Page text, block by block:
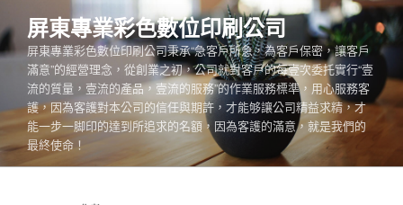
至
主
容
屏東專業彩色數位印刷公司
屏東專業彩色數位印刷公司秉承“急客戶所急，為客戶保密，讓客戶
滿意”的經營理念，從創業之初，公司就對客戶的每壹次委托實行“壹
流的質量，壹流的產品，壹流的服務”的作業服務標準，用心服務客
護，因為客護對本公司的信任與期許，才能够讓公司精益求精，才
能一步一脚印的達到所追求的名額，因為客護的滿意，就是我們的
最終使命！